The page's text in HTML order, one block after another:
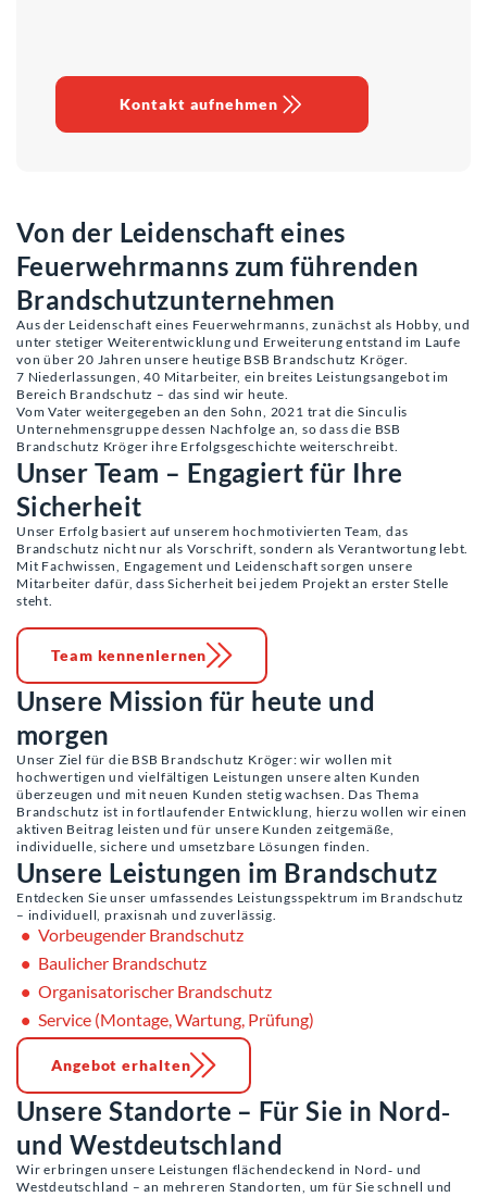
Kontakt aufnehmen
Von der Leidenschaft eines
Feuerwehrmanns zum führenden
Brandschutzunternehmen
Aus der Leidenschaft eines Feuerwehrmanns, zunächst als Hobby, und
unter stetiger Weiterentwicklung und Erweiterung entstand im Laufe
von über 20 Jahren unsere heutige BSB Brandschutz Kröger.
7 Niederlassungen, 40 Mitarbeiter, ein breites Leistungsangebot im
Bereich Brandschutz – das sind wir heute.
Vom Vater weitergegeben an den Sohn, 2021 trat die Sinculis
Unternehmensgruppe dessen Nachfolge an, so dass die BSB
Brandschutz Kröger ihre Erfolgsgeschichte weiterschreibt.
Unser Team – Engagiert für Ihre
Sicherheit
Unser Erfolg basiert auf unserem hochmotivierten Team, das
Brandschutz nicht nur als Vorschrift, sondern als Verantwortung lebt.
Mit Fachwissen, Engagement und Leidenschaft sorgen unsere
Mitarbeiter dafür, dass Sicherheit bei jedem Projekt an erster Stelle
steht.
Team kennenlernen
Unsere Mission für heute und
morgen
Unser Ziel für die BSB Brandschutz Kröger: wir wollen mit
hochwertigen und vielfältigen Leistungen unsere alten Kunden
überzeugen und mit neuen Kunden stetig wachsen. Das Thema
Brandschutz ist in fortlaufender Entwicklung, hierzu wollen wir einen
aktiven Beitrag leisten und für unsere Kunden zeitgemäße,
individuelle, sichere und umsetzbare Lösungen finden.
Unsere Leistungen im Brandschutz
Entdecken Sie unser umfassendes Leistungsspektrum im Brandschutz
– individuell, praxisnah und zuverlässig.
Vorbeugender Brandschutz
Baulicher Brandschutz
Organisatorischer Brandschutz
Service (Montage, Wartung, Prüfung)
Angebot erhalten
Unsere Standorte – Für Sie in Nord‑
und Westdeutschland
Wir erbringen unsere Leistungen flächendeckend in Nord‑ und
Westdeutschland – an mehreren Standorten, um für Sie schnell und